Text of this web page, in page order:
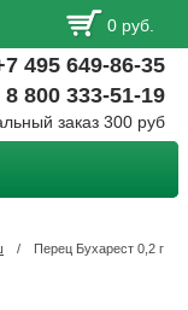
0 руб.
495 649-86-35
8 800 333-51-19
заказ 300 руб
/
Перец Бухарест 0,2 г